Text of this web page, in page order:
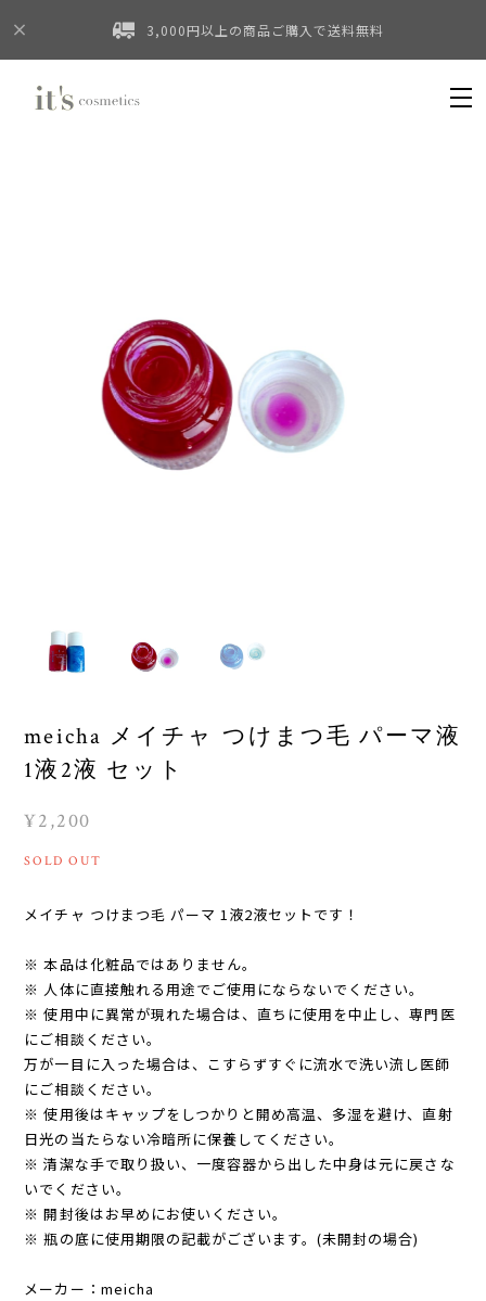
3,000円以上の商品ご購入で送料無料
meicha メイチャ つけまつ毛 パーマ液
1液2液 セット
¥2,200
SOLD OUT
メイチャ つけまつ毛 パーマ 1液2液セットです！
※ 本品は化粧品ではありません。
※ 人体に直接触れる用途でご使用にならないでください。
※ 使用中に異常が現れた場合は、直ちに使用を中止し、専門医
にご相談ください。
万が一目に入った場合は、こすらずすぐに流水で洗い流し医師
にご相談ください。
※ 使用後はキャップをしつかりと開め高温、多湿を避け、直射
日光の当たらない冷暗所に保養してください。
※ 清潔な手で取り扱い、一度容器から出した中身は元に戻さな
いでください。
※ 開封後はお早めにお使いください。
※ 瓶の底に使用期限の記載がございます。(未開封の場合)
メーカー：meicha